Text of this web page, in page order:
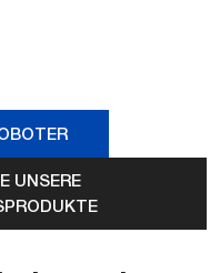
UNSERE